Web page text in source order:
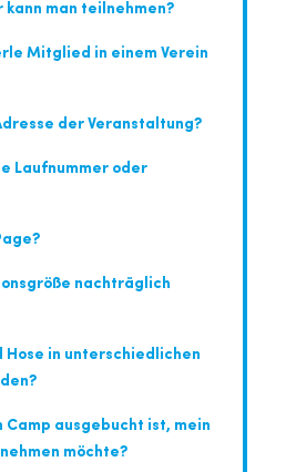
kann man teilnehmen?
Mitglied in einem Verein
der Veranstaltung?
Laufnummer oder
nachträglich
Hose in unterschiedlichen
Camp ausgebucht ist, mein
möchte?